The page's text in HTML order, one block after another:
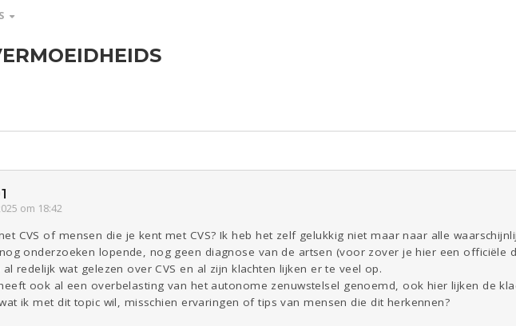
Kinderen Digi Eten
Mode &
Zwanger Psyche Thuis Klussen
om 18:42
CVS of mensen die je kent met CVS? Ik heb het zelf gelukkig niet maar naar alle
onderzoeken lopende, nog geen diagnose van de artsen (voor zover je hier een officiële
redelijk wat gelezen over CVS en al zijn klachten lijken er te veel op.
ook al een overbelasting van het autonome zenuwstelsel genoemd, ook hier lijken de
ik met dit topic wil, misschien ervaringen of tips van mensen die dit herkennen?